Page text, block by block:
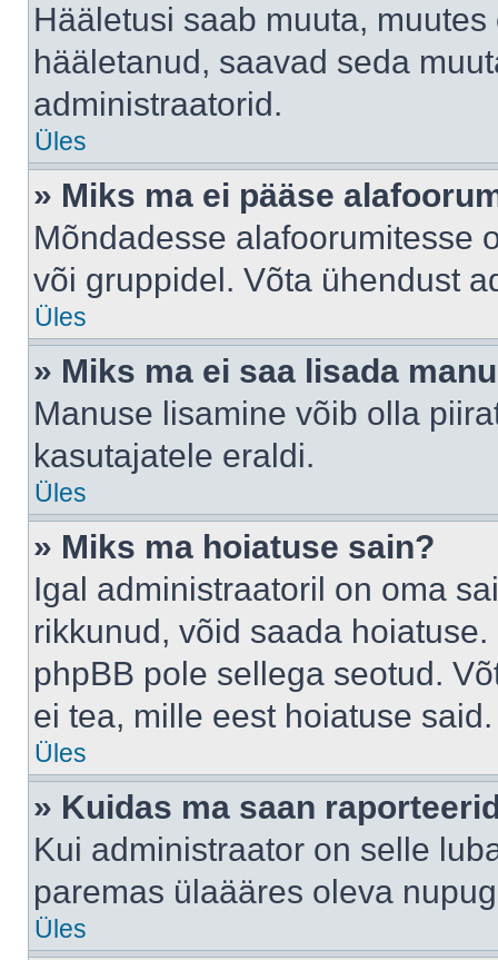
Hääletusi saab muuta,
hääletanud, saavad seda
administraatorid.
Üles
» Miks ma ei pääse
Mõndadesse alafoorumitesse
või gruppidel. Võta ühendust
Üles
» Miks ma ei saa lisada
Manuse lisamine võib olla
kasutajatele eraldi.
Üles
» Miks ma hoiatuse sain?
Igal administraatoril on oma
rikkunud, võid saada
phpBB pole sellega seotud.
ei tea, mille eest hoiatuse said.
Üles
» Kuidas ma saan
Kui administraator on selle
paremas ülaääres oleva
Üles